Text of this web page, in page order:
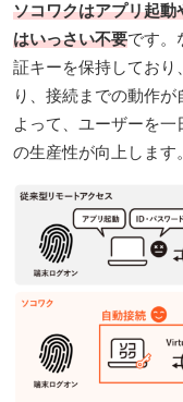
ソコワクはアプリ起
はいっさい不要です。
証キーを保持しており
り、接続までの動作
よって、ユーザーを
の生産性が向上します。